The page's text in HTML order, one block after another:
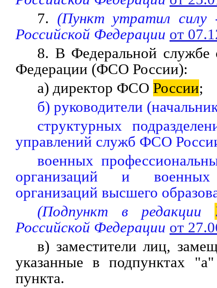
7. (Пункт утратил
Российской Федерации от
8. В Федеральной
Федерации (ФСО России):
а) директор ФСО России;
б) руководители
структурных
управлений служб ФСО
военных
организаций и военных
организаций высшего
(Подпункт в редакции
Российской Федерации от
в) заместители лиц,
указанные в подпунктах
пункта.